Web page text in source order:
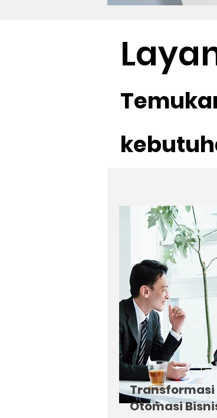
Transformasi
Otomasi